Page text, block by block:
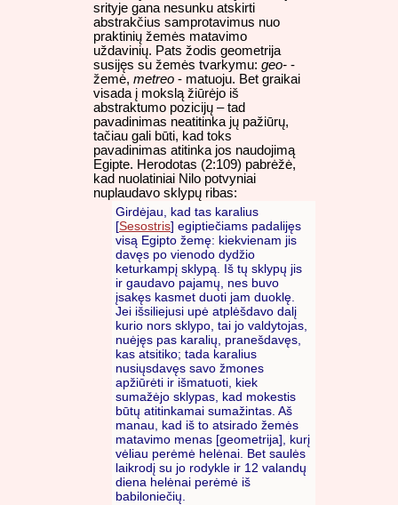
srityje gana nesunku atskirti
abstrakčius samprotavimus nuo
praktinių žemės matavimo
uždavinių. Pats žodis geometrija
susijęs su žemės tvarkymu: geo- -
žemė, metreo - matuoju. Bet graikai
visada į mokslą žiūrėjo iš
abstraktumo pozicijų – tad
pavadinimas neatitinka jų pažiūrų,
tačiau gali būti, kad toks
pavadinimas atitinka jos naudojimą
Egipte. Herodotas (2:109) pabrėžė,
kad nuolatiniai Nilo potvyniai
nuplaudavo sklypų ribas:
Girdėjau, kad tas karalius
[Sesostris] egiptiečiams padalijęs
visą Egipto žemę: kiekvienam jis
davęs po vienodo dydžio
keturkampį sklypą. Iš tų sklypų jis
ir gaudavo pajamų, nes buvo
įsakęs kasmet duoti jam duoklę.
Jei išsiliejusi upė atplėšdavo dalį
kurio nors sklypo, tai jo valdytojas,
nuėjęs pas karalių, pranešdavęs,
kas atsitiko; tada karalius
nusiųsdavęs savo žmones
apžiūrėti ir išmatuoti, kiek
sumažėjo sklypas, kad mokestis
būtų atitinkamai sumažintas. Aš
manau, kad iš to atsirado žemės
matavimo menas [geometrija], kurį
vėliau perėmė helėnai. Bet saulės
laikrodį su jo rodykle ir 12 valandų
diena helėnai perėmė iš
babiloniečių.